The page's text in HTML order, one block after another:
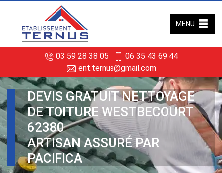
03 59 28 38 05
06 35 43 69 44
ent.ternus@gmail.com
MENU
DEVIS GRATUIT NETTOYAGE
DE TOITURE WESTBECOURT
62380
ARTISAN ASSURÉ PAR
PACIFICA